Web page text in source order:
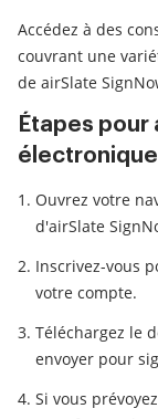
Accédez à des
couvrant une
de airSlate
Étapes
électronique
Ouvrez votre
d'airSlate
Inscrivez-vous
votre compte.
Téléchargez le
envoyer pour
Si vous